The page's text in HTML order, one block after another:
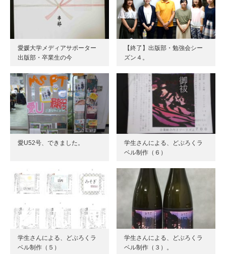
愛媛大学メディアサポーター
出版部・卒業生の今
【終了】出版部・勉強会シー
ズン４。
愛U52号、できました。
学生さんによる、どぶろくラ
ベル制作（６）
学生さんによる、どぶろくラ
ベル制作（５）
学生さんによる、どぶろくラ
ベル制作（３）。